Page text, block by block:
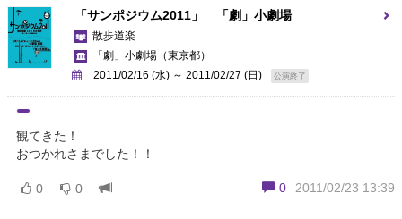
「サンポジウム2011」 「劇」小劇場
散歩道楽
「劇」小劇場 （東京都）
2011/02/16 (水) ～ 2011/02/27 (日)
公演終了
観てきた！
おつかれさまでした！！
0 2011/02/23 13:39
0 0